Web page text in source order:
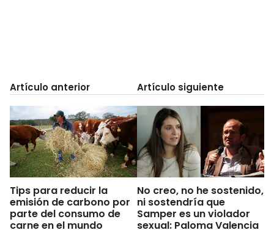
Artículo anterior
Tips para reducir la
emisión de carbono por
parte del consumo de
carne en el mundo
Artículo siguiente
No creo, no he sostenido,
ni sostendría que
Samper es un violador
sexual: Paloma Valencia